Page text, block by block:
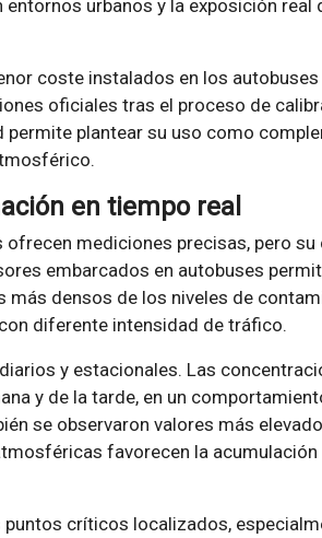
entornos urbanos y la exposición real
coste instalados en los
oficiales tras el proceso de
plantear su uso como
en tiempo real
mediciones precisas, pero su
embarcados en autobuses
más densos de los niveles de
diferente intensidad de tráfico.
y estacionales. Las
y de la tarde, en un
se observaron valores más
favorecen la
críticos localizados,